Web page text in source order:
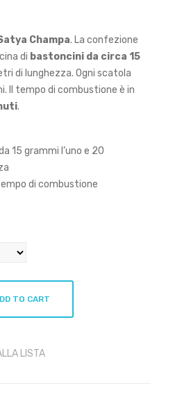
15g min
15g
Champa. La confezione
di bastoncini da circa 15
di lunghezza. Ogni scatola
Il tempo di combustione è in
.
15 grammi l’uno e 20
di combustione
TO CART
LISTA